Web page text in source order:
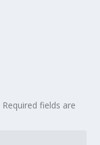
Required fields are